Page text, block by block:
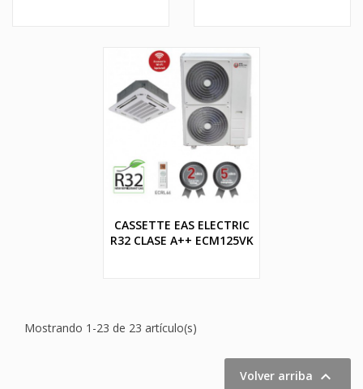
CASSETTE EAS ELECTRIC
R32 CLASE A++ ECM125VK
Mostrando 1-23 de 23 artículo(s)
Volver arriba 